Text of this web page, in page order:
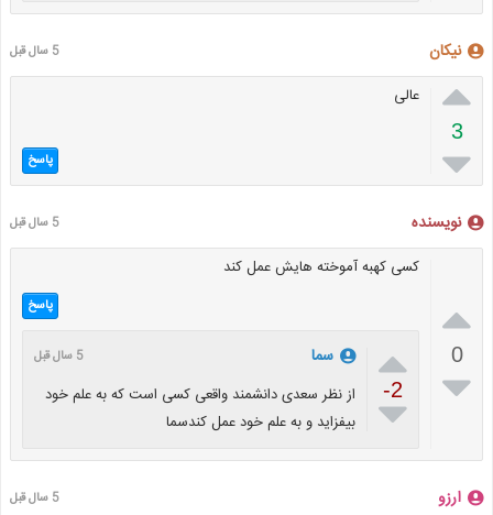
نیکان 5 سال قبل

3

عالی
پاسخ
نویسنده 5 سال قبل

0

کسی کهبه آموخته هایش عمل کند
پاسخ

-2

سما 5 سال قبل
از نظر سعدی دانشمند واقعی کسی است که به علم خود
بیفزاید و به علم خود عمل کندسما
ارزو 5 سال قبل